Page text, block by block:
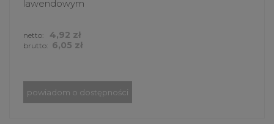
lawendowym
brutto: 6,05 zł
netto: 4,92 zł
powiadom o dostępności